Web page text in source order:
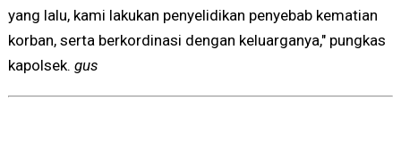
yang lalu, kami lakukan penyelidikan penyebab kematian
korban, serta berkordinasi dengan keluarganya," pungkas
kapolsek. gus